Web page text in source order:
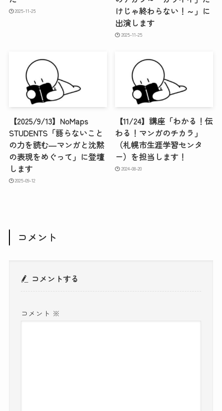
2025-11-25
けじゃ終わらない！～」に
出演します
2025-11-25
【2025/9/13】NoMaps
STUDENTS「語らないこと
の力を読む―マンガと沈黙
の表現をめぐって」に登壇
します
2025-09-12
【11/24】講座「わかる！伝
わる！マンガのチカラ」
（札幌市生涯学習センタ
ー）を担当します！
2024-08-20
コメント
コメントする
コメント ※